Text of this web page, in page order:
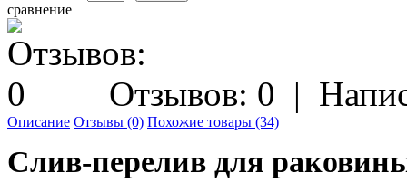
сравнение
Отзывов: 0 |
Описание Отзывы (0) Похожие товары (34)
Слив-перелив для